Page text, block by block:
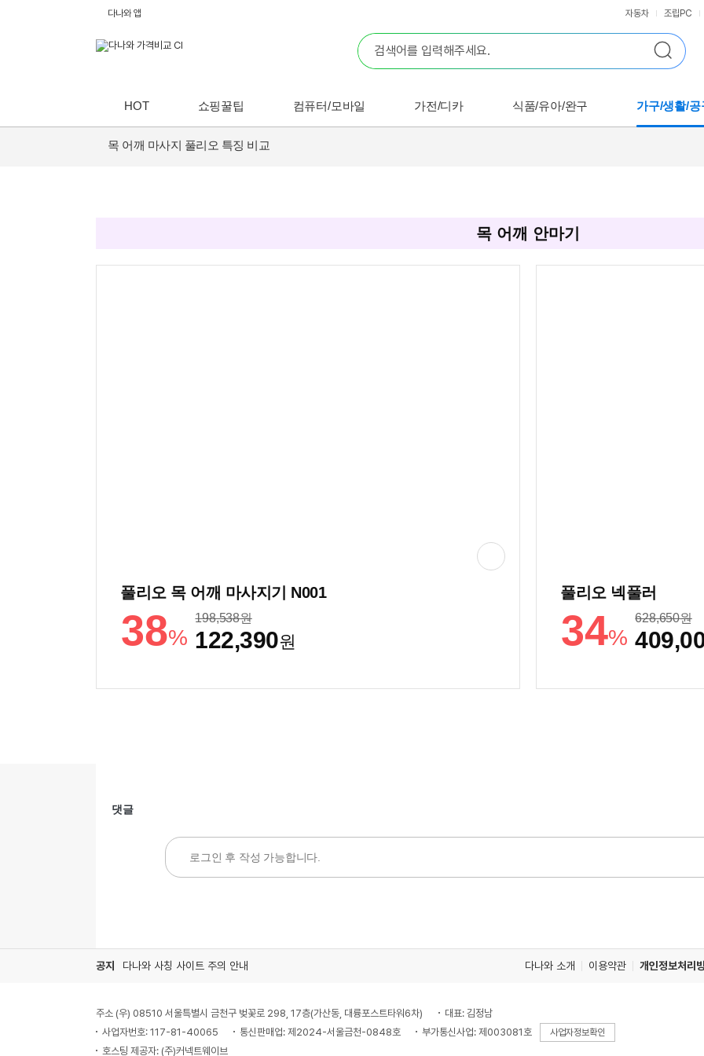
다나와 앱 자동차 조립PC
HOT 쇼핑꿀팁 컴퓨터/모바일 가전/디카 식품/유아/완구 가구/생활/공
목 어깨 마사지 풀리오 특징 비교
목 어깨 안마기
풀리오 목 어깨 마사지기 N001
38%
198,538원
122,390원
풀리오 넥풀러
34%
628,650원
댓글
공지 다나와 사칭 사이트 주의 안내 다나와 소개 이용약관 개인정보처리
주소 (우) 08510 서울특별시 금천구 벚꽃로 298, 17층(가산동, 대륭포스트타워6차)
대표: 김정남
사업자번호: 117-81-40065
통신판매업: 제2024-서울금천-0848호 부가통신사업: 제003081호 사업자정보확인
호스팅 제공자: (주)커넥트웨이브